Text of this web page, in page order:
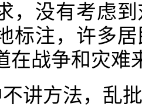
，没有考虑
标注，许多
在战争和灾难
讲方法，乱